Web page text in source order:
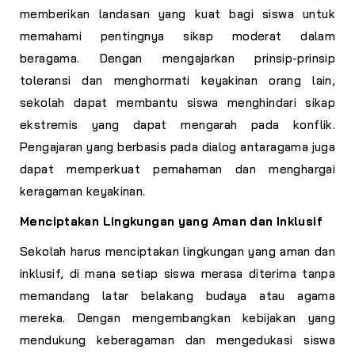
memberikan landasan yang kuat bagi siswa untuk
memahami pentingnya sikap moderat dalam
beragama. Dengan mengajarkan prinsip-prinsip
toleransi dan menghormati keyakinan orang lain,
sekolah dapat membantu siswa menghindari sikap
ekstremis yang dapat mengarah pada konflik.
Pengajaran yang berbasis pada dialog antaragama juga
dapat memperkuat pemahaman dan menghargai
keragaman keyakinan.
Menciptakan Lingkungan yang Aman dan Inklusif
Sekolah harus menciptakan lingkungan yang aman dan
inklusif, di mana setiap siswa merasa diterima tanpa
memandang latar belakang budaya atau agama
mereka. Dengan mengembangkan kebijakan yang
mendukung keberagaman dan mengedukasi siswa